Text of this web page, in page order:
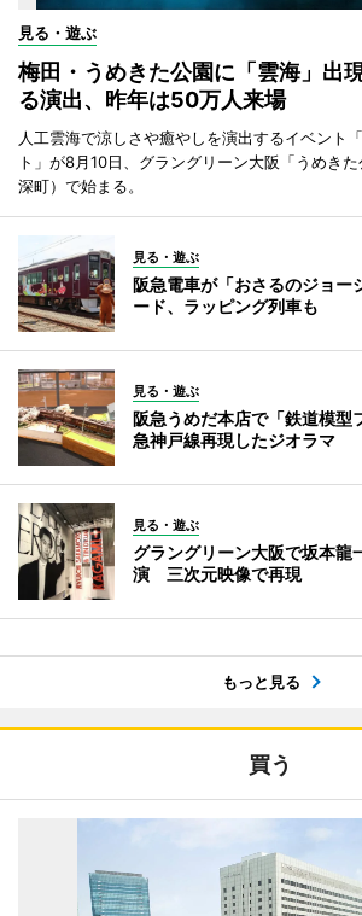
見る・遊ぶ
梅田・うめきた公園に「雲海」
る演出、昨年は50万人来場
人工雲海で涼しさや癒やしを演出するイベント
ト」が8月10日、グラングリーン大阪「うめき
深町）で始まる。
見る・遊ぶ
阪急電車が「おさるのジョ
ード、ラッピング列車も
見る・遊ぶ
阪急うめだ本店で「鉄道模
急神戸線再現したジオラマ
見る・遊ぶ
グラングリーン大阪で坂本龍
演 三次元映像で再現
もっと見る
買う